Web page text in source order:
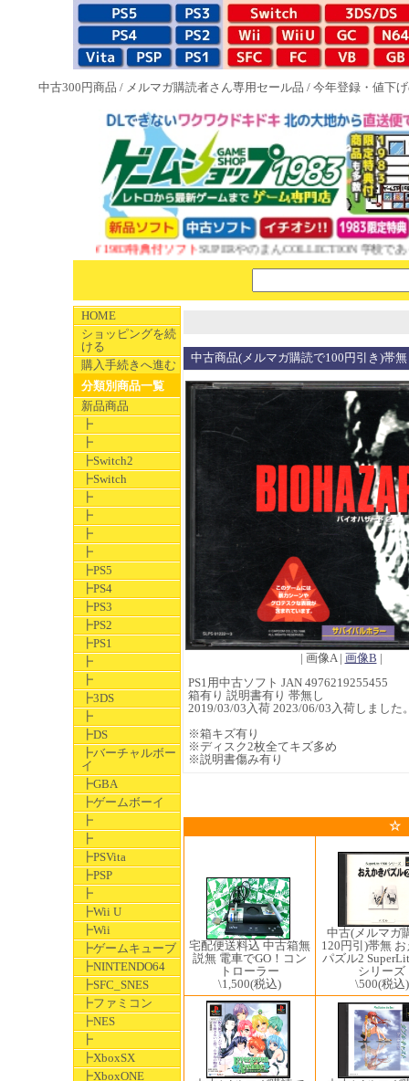
中古300円商品 / メルマガ購読者さん専用セール品 / 今年登録・値下
NEW 1983特典付ソフトSUPERやのまんCOLLECTION 学校であった
HOME
ショッピングを続
ける
購入手続きへ進む
分類別商品一覧
新品商品
┣
┣
┣Switch2
┣Switch
┣
┣
┣
┣
┣PS5
┣PS4
┣PS3
┣PS2
┣PS1
┣
┣
┣3DS
┣
┣DS
┣バーチャルボー
イ
┣GBA
┣ゲームボーイ
┣
┣
┣PSVita
┣PSP
┣
┣Wii U
┣Wii
┣ゲームキューブ
┣NINTENDO64
┣SFC_SNES
┣ファミコン
┣NES
┣
┣XboxSX
┣XboxONE
中古商品(メルマガ購読で100円引き)帯
| 画像A | 画像B |
PS1用中古ソフト JAN 4976219255455
箱有り 説明書有り 帯無し
2019/03/03入荷 2023/06/03入荷しました
※箱キズ有り
※ディスク2枚全てキズ多め
※説明書傷み有り
☆
宅配便送料込 中古箱無
説無 電車でGO！コン
トローラー
\1,500(税込)
中古(メルマガ
120円引)帯無
パズル2
シリーズ
\500(税込)